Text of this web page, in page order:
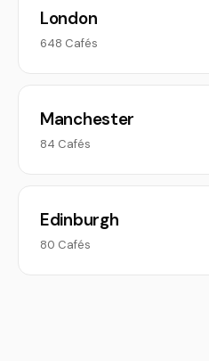
London
648 Cafés
Manchester
84 Cafés
Edinburgh
80 Cafés